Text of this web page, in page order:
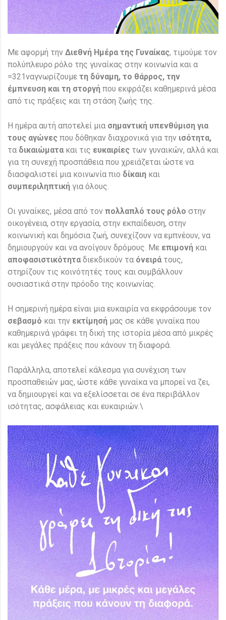
Με αφορμή την Διεθνή Ημέρα της Γυναίκας, τιμούμε τον
πολύπλευρο ρόλο της γυναίκας στην κοινωνία και α
=321ναγνωρίζουμε τη δύναμη, το θάρρος, την
έμπνευση και τη στοργή που εκφράζει καθημερινά μέσα
από τις πράξεις και τη στάση ζωής της.
Η ημέρα αυτή αποτελεί μια σημαντική υπενθύμιση για
τους αγώνες που δόθηκαν διαχρονικά για την ισότητα,
τα δικαιώματα και τις ευκαιρίες των γυναικών, αλλά και
για τη συνεχή προσπάθεια που χρειάζεται ώστε να
διασφαλιστεί μια κοινωνία πιο δίκαιη και
συμπεριληπτική για όλους.
Οι γυναίκες, μέσα από τον πολλαπλό τους ρόλο στην
οικογένεια, στην εργασία, στην εκπαίδευση, στην
κοινωνική και δημόσια ζωή, συνεχίζουν να εμπνέουν, να
δημιουργούν και να ανοίγουν δρόμους. Με επιμονή και
αποφασιστικότητα διεκδικούν τα όνειρά τους,
στηρίζουν τις κοινότητές τους και συμβάλλουν
ουσιαστικά στην πρόοδο της κοινωνίας.
Η σημερινή ημέρα είναι μια ευκαιρία να εκφράσουμε τον
σεβασμό και την εκτίμησή μας σε κάθε γυναίκα που
καθημερινά γράφει τη δική της ιστορία μέσα από μικρές
και μεγάλες πράξεις που κάνουν τη διαφορά.
Παράλληλα, αποτελεί κάλεσμα για συνέχιση των
προσπαθειών μας, ώστε κάθε γυναίκα να μπορεί να ζει,
να δημιουργεί και να εξελίσσεται σε ένα περιβάλλον
ισότητας, ασφάλειας και ευκαιριών.\